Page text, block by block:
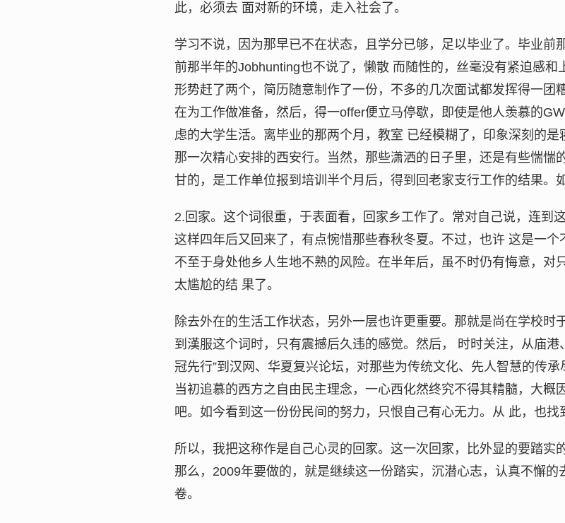
此，必须去 面对新的环境，走入社会了。
学习不说，因为那早已不在状态，且学分已够，足以毕业了。毕业前
前那半年的Jobhunting也不说了，懒散 而随性的，丝毫没有紧迫感
形势赶了两个，简历随意制作了一份，不多的几次面试都发挥得一团
在为工作做准备，然后，得一offer便立马停歇，即使是他人羡慕的
虑的大学生活。离毕业的那两个月，教室 已经模糊了，印象深刻的
那一次精心安排的西安行。当然，那些潇洒的日子里，还是有些惴惴
甘的，是工作单位报到培训半个月后，得到回老家支行工作的结果。
2.回家。这个词很重，于表面看，回家乡工作了。常对自己说，连到
这样四年后又回来了，有点惋惜那些春秋冬夏。不过，也许 这是一
不至于身处他乡人生地不熟的风险。在半年后，虽不时仍有悔意，对
太尴尬的结 果了。
除去外在的生活工作状态，另外一层也许更重要。那就是尚在学校时
到漢服这个词时，只有震撼后久违的感觉。然后， 时时关注，从庙港
冠先行”到汉网、华夏复兴论坛，对那些为传统文化、先人智慧的传
当初追慕的西方之自由民主理念，一心西化然终究不得其精髓，大概
吧。如今看到这一份份民间的努力，只恨自己有心无力。从 此，也找
所以，我把这称作是自己心灵的回家。这一次回家，比外显的要踏实
那么，2009年要做的，就是继续这一份踏实，沉潜心志，认真不懈
卷。